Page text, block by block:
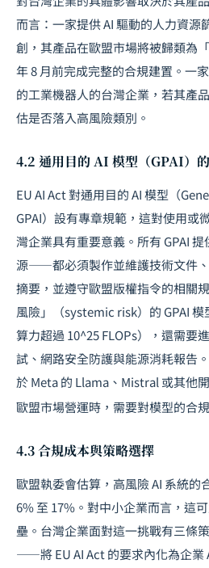
而言：一家提供 AI 驅動的人力資源
創，其產品在歐盟市場將被歸類為
年 8 月前完成完整的合規建置。一
的工業機器人的台灣企業，若其產
估是否落入高風險類別。
4.2 通用目的 AI 模型（GPAI）
EU AI Act 對通用目的 AI 模型（
GPAI）設有專章規範，這對使用或
灣企業具有重要意義。所有 GPAI
源——都必須製作並維護技術文件
摘要，並遵守歐盟版權指令的相關
風險」（systemic risk）的 GPAI
算力超過 10^25 FLOPs），還需要
試、網路安全防護與能源消耗報告
於 Meta 的 Llama、Mistral 或其他
歐盟市場營運時，需要對模型的合
4.3 合規成本與策略選擇
歐盟執委會估算，高風險 AI 系統的
6% 至 17%。對中小企業而言，這
壘。台灣企業面對這一挑戰有三條
——將 EU AI Act 的要求內化為企業